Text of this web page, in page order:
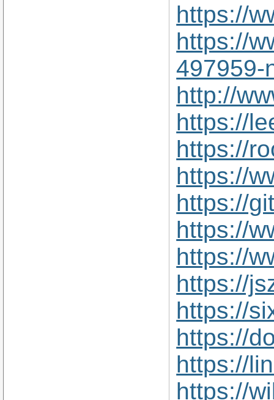
https://
https://
497959-
http://
https://
https://
https://
https://
https://
https://
https://
https://
https://
https://
https://